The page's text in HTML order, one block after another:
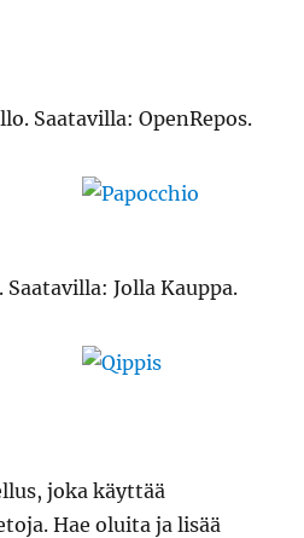
Saatavilla: OpenRepos.
. Saatavilla: Jolla Kauppa.
joka käyttää
Hae oluita ja lisää